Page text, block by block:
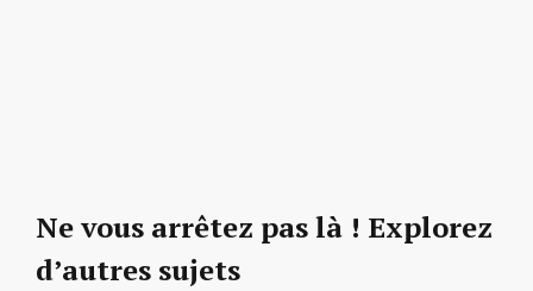
Ne vous arrêtez pas là ! Explorez
d’autres sujets